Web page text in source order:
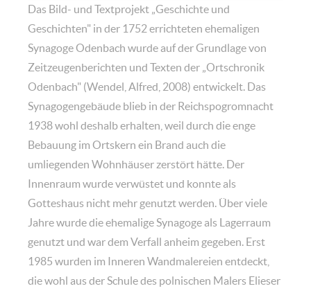
Das Bild- und Textprojekt „Geschichte und
Geschichten" in der 1752 errichteten ehemaligen
Synagoge Odenbach wurde auf der Grundlage von
Zeitzeugenberichten und Texten der „Ortschronik
Odenbach" (Wendel, Alfred, 2008) entwickelt. Das
Synagogengebäude blieb in der Reichspogromnacht
1938 wohl deshalb erhalten, weil durch die enge
Bebauung im Ortskern ein Brand auch die
umliegenden Wohnhäuser zerstört hätte. Der
Innenraum wurde verwüstet und konnte als
Gotteshaus nicht mehr genutzt werden. Über viele
Jahre wurde die ehemalige Synagoge als Lagerraum
genutzt und war dem Verfall anheim gegeben. Erst
1985 wurden im Inneren Wandmalereien entdeckt,
die wohl aus der Schule des polnischen Malers Elieser